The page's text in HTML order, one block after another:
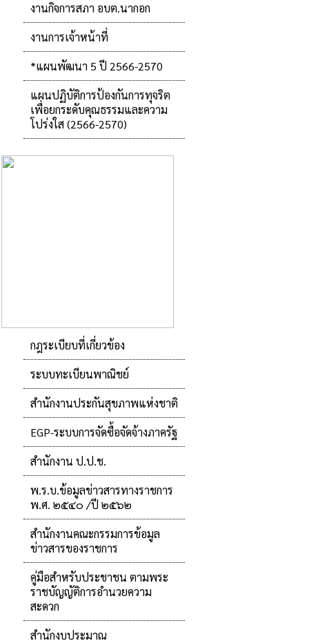
งานกิจการสภา อบต.นากอก
งานการเจ้าหน้าที่
*แผนพัฒนา 5 ปี 2566-2570
แผนปฏิบัติการป้องกันการทุจริต
เพื่อยกระดับคุณธรรมและความ
โปร่งใส (2566-2570)
กฎระเบียบที่เกี่ยวข้อง
ระบบทะเบียนพาณิชย์
สำนักงานประกันสุขภาพแห่งชาติ
EGP-ระบบการจัดซื้อจัดจ้างภาครัฐ
สำนักงาน ป.ป.ช.
พ.ร.บ.ข้อมูลข่าวสารทางราชการ
พ.ศ. ๒๕๔๐ /ปี ๒๕๖๒
สำนักงานคณะกรรมการข้อมูล
ข่าวสารของราชการ
คู่มือสำหรับประชาชน ตามพระ
ราชบัญญัติการอำนวยความ
สะดวก
สำนักงบประมาณ